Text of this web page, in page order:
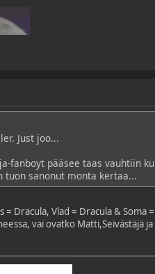
Just joo...
fanboyt pääsee taas vauhtiin
tuon sanonut monta kertaa...
= Dracula, Vlad = Dracula &
vai ovatko Matti,Seivästäjä